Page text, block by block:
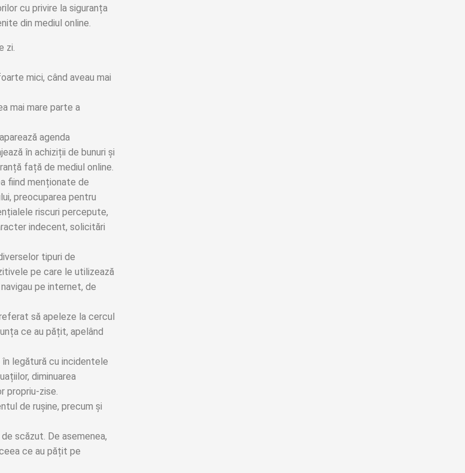
cu privire la siguranța
din mediul online.
zi.
mici, când aveau mai
mai mare parte a
agenda
în achiziții de bunuri și
față de mediul online.
fiind menționate de
preocuparea pentru
riscuri percepute,
indecent, solicitări
tipuri de
pe care le utilizează
pe internet, de
să apeleze la cercul
ce au pățit, apelând
legătură cu incidentele
diminuarea
propriu-zise.
de rușine, precum și
scăzut. De asemenea,
ce au pățit pe